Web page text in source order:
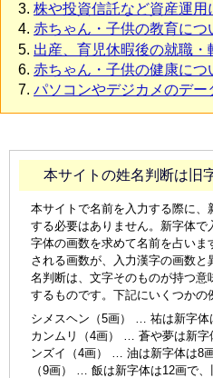
株や投資信託など資産運用
赤ちゃん・子供の教育につ
出産、育児休暇後の就職・
赤ちゃん・子供の健康につ
パソコンやデジカメのデー
本サイトの姓名判断は旧
本サイトで名前を入力する際に、
する必要はありません。新字体で
字体の画数を求めて名前を占い
される画数が、入力漢字の画数
名判断は、文字そのものが持つ
するものです。下記にいくつかの
シメスヘン（5画） … 祐は新字体
カンムリ（4画） … 蒼や夢は新字
ンズイ（4画） … 油は新字体は8
（9画） … 飯は新字体は12画で